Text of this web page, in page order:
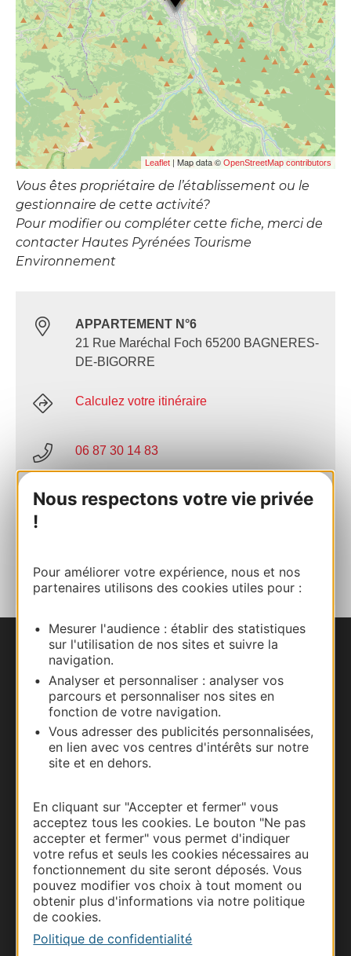
Nous respectons votre vie privée
!
Pour améliorer votre expérience, nous et nos
partenaires utilisons des cookies utiles pour :
Mesurer l'audience : établir des statistiques
sur l'utilisation de nos sites et suivre la
navigation.
Analyser et personnaliser : analyser vos
parcours et personnaliser nos sites en
fonction de votre navigation.
Vous adresser des publicités personnalisées,
en lien avec vos centres d'intérêts sur notre
site et en dehors.
En cliquant sur "Accepter et fermer" vous
acceptez tous les cookies. Le bouton "Ne pas
accepter et fermer" vous permet d'indiquer
votre refus et seuls les cookies nécessaires au
fonctionnement du site seront déposés. Vous
pouvez modifier vos choix à tout moment ou
obtenir plus d'informations via notre politique
de cookies.
Politique de confidentialité
Leaflet | Map data © OpenStreetMap contributors
Vous êtes propriétaire de l’établissement ou le
gestionnaire de cette activité?
Pour modifier ou compléter cette fiche, merci de
contacter Hautes Pyrénées Tourisme
Environnement
APPARTEMENT N°6
21 Rue Maréchal Foch 65200 BAGNERES-
DE-BIGORRE
Calculez votre itinéraire
06 87 30 14 83
E-mail
Nous contacter
Carte interactive
Documentation
Thermalisme
Business/Mice